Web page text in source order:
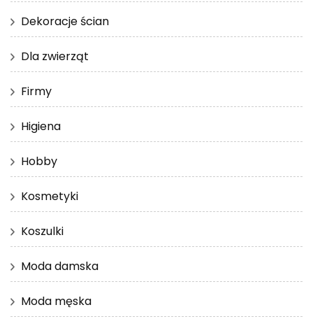
Dekoracje ścian
Dla zwierząt
Firmy
Higiena
Hobby
Kosmetyki
Koszulki
Moda damska
Moda męska